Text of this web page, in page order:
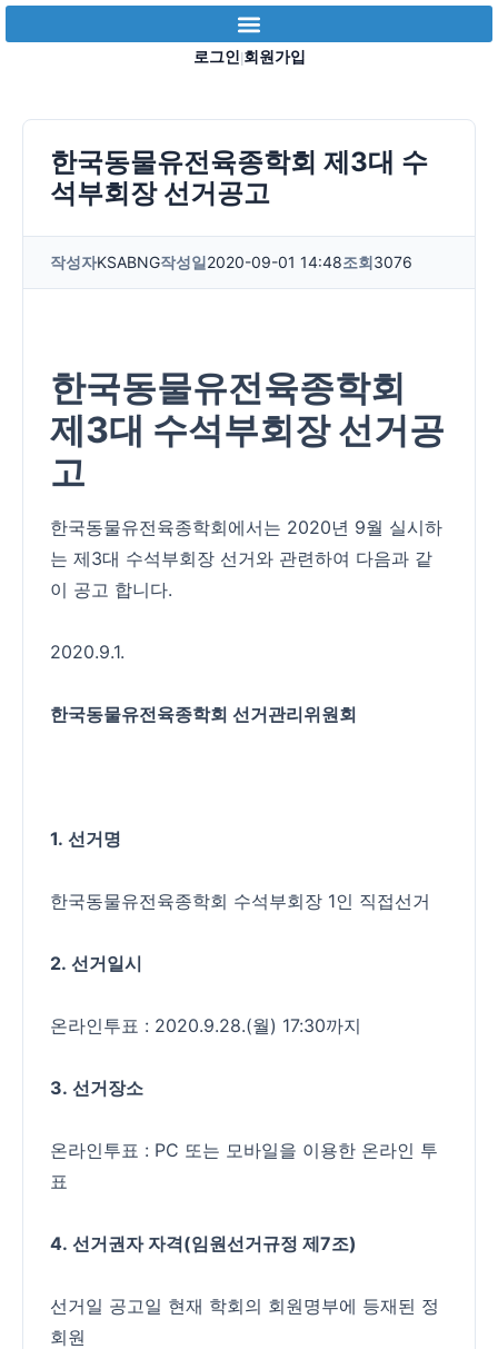
로그인 |회원가입
한국동물유전육종학회 제3대 수
석부회장 선거공고
작성자KSABNG작성일2020-09-01 14:48조회3076
한국동물유전육종학회
제3대 수석부회장 선거공
고
한국동물유전육종학회에서는 2020년 9월 실시하
는 제3대 수석부회장 선거와 관련하여 다음과 같
이 공고 합니다.
2020.9.1.
한국동물유전육종학회 선거관리위원회
1. 선거명
한국동물유전육종학회 수석부회장 1인 직접선거
2. 선거일시
온라인투표 : 2020.9.28.(월) 17:30까지
3. 선거장소
온라인투표 : PC 또는 모바일을 이용한 온라인 투
표
4. 선거권자 자격(임원선거규정 제7조)
선거일 공고일 현재 학회의 회원명부에 등재된 정
회원